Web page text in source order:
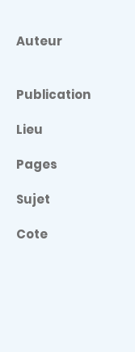
Auteur
Publication
Lieu
Pages
Sujet
Cote